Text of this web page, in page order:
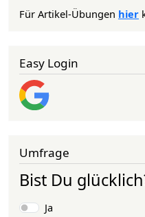
Für Artikel-Übungen hier
Easy Login
Umfrage
Bist Du
Ja